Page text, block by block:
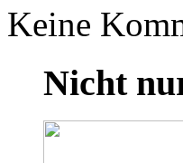
Keine
Nicht